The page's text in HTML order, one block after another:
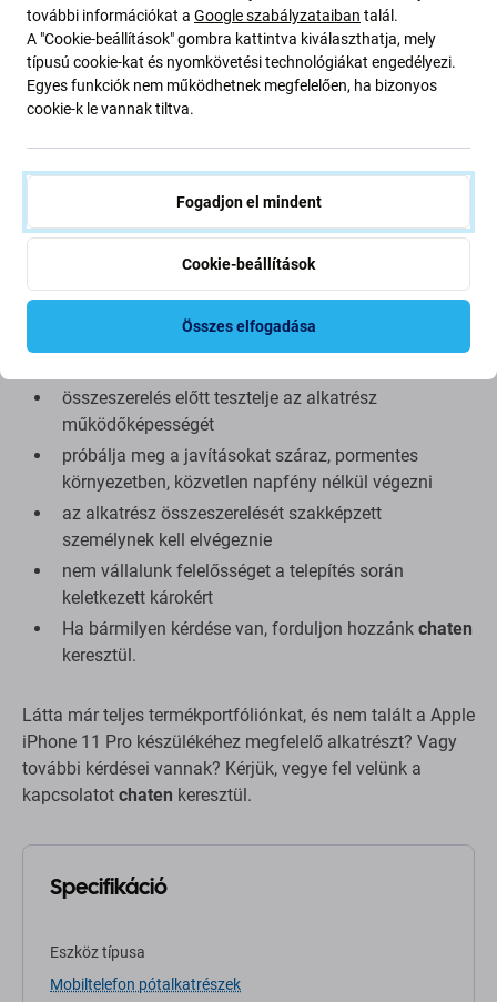
alkatrész ugyanazon szabványok, specifikációk és
anyagok szerint készül, mint az eredeti. Ez az eredeti
másolata, és az utángyártott alkatrész (ritka esetekben)
minimális eltéréseket mutathat a funkcionalitásban, a
megtudni a minőségről, olvassa el blogunkat, ahol
részletesebben a minőségre összpontosítunk.
Összeszerelés és tippek:
összeszerelés közben ügyeljen a csatlakozók
összeszerelés előtt tesztelje az alkatrész
működőképességét
próbálja meg a javításokat száraz, pormentes
környezetben, közvetlen napfény nélkül végezni
az alkatrész összeszerelését szakképzett
személynek kell elvégeznie
nem vállalunk felelősséget a telepítés során
keletkezett károkért
Ha bármilyen kérdése van, forduljon hozzánk chaten
keresztül.
Látta már teljes termékportfóliónkat, és nem talált a Apple
iPhone 11 Pro készülékéhez megfelelő alkatrészt? Vagy
további kérdései vannak? Kérjük, vegye fel velünk a
kapcsolatot chaten keresztül.
Specifikáció
Eszköz típusa
Mobiltelefon pótalkatrészek
további információkat a Google szabályzataiban talál.
A "Cookie-beállítások" gombra kattintva kiválaszthatja, mely
típusú cookie-kat és nyomkövetési technológiákat engedélyezi.
Egyes funkciók nem működhetnek megfelelően, ha bizonyos
cookie-k le vannak tiltva.
Fogadjon el mindent
Cookie-beállítások
Összes elfogadása